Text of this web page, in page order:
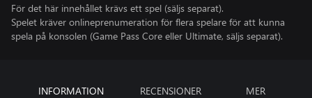
För det här innehållet krävs ett spel (säljs separat).
Spelet kräver onlineprenumeration för flera spelare för att kunna
spela på konsolen (Game Pass Core eller Ultimate, säljs separat).
INFORMATION RECENSIONER MER